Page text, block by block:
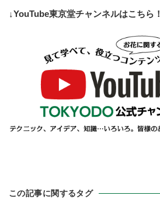
↓YouTube東京堂チャンネルはこちら！
この記事に関するタグ